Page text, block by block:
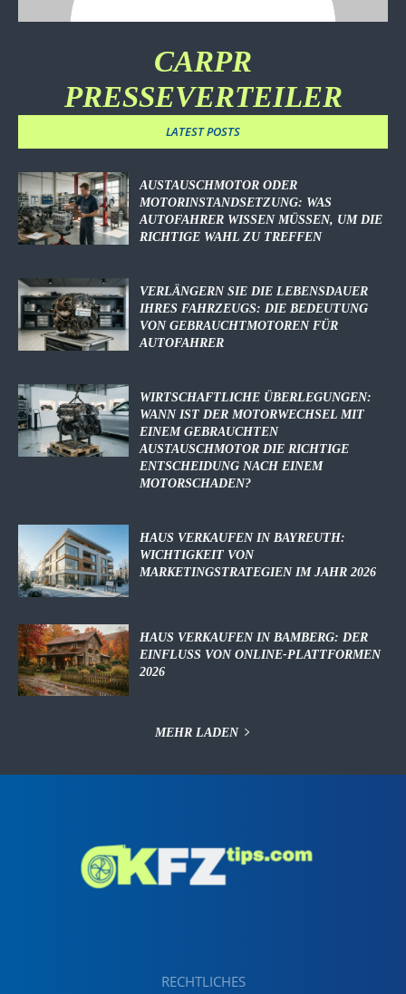
CARPR
PRESSEVERTEILER
LATEST POSTS
AUSTAUSCHMOTOR ODER
MOTORINSTANDSETZUNG: WAS
AUTOFAHRER WISSEN MÜSSEN, UM DIE
RICHTIGE WAHL ZU TREFFEN
VERLÄNGERN SIE DIE LEBENSDAUER
IHRES FAHRZEUGS: DIE BEDEUTUNG
VON GEBRAUCHTMOTOREN FÜR
AUTOFAHRER
WIRTSCHAFTLICHE ÜBERLEGUNGEN:
WANN IST DER MOTORWECHSEL MIT
EINEM GEBRAUCHTEN
AUSTAUSCHMOTOR DIE RICHTIGE
ENTSCHEIDUNG NACH EINEM
MOTORSCHADEN?
HAUS VERKAUFEN IN BAYREUTH:
WICHTIGKEIT VON
MARKETINGSTRATEGIEN IM JAHR 2026
HAUS VERKAUFEN IN BAMBERG: DER
EINFLUSS VON ONLINE-PLATTFORMEN
2026
MEHR LADEN
RECHTLICHES